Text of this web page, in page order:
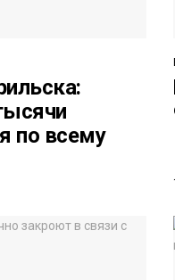
по всему